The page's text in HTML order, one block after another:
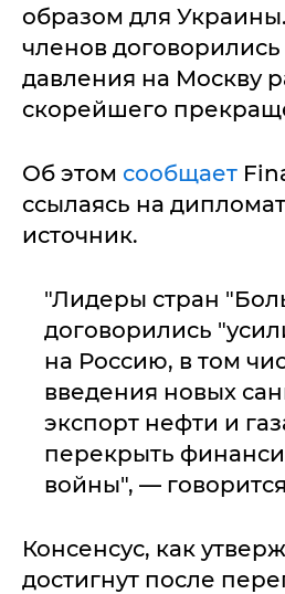
образом для
членов
давления на Москву
скорейшего
Об этом сообщает
ссылаясь на
источник.
"Лидеры стран
договорились
на Россию, в том
введения новых
экспорт нефти и
перекрыть
войны", — говорится
Консенсус, как
достигнут после